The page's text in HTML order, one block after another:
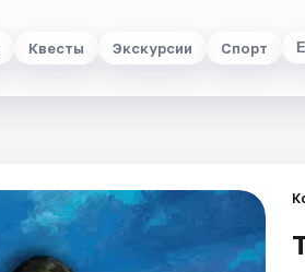
Квесты Экскурсии Спорт